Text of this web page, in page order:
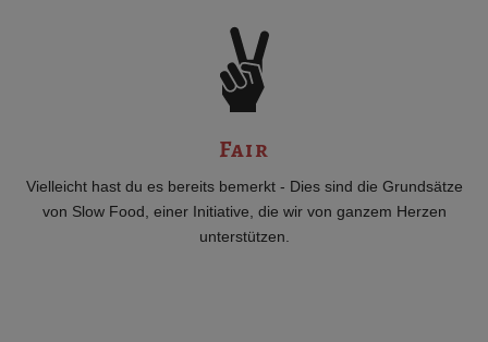
Fair
Vielleicht hast du es bereits bemerkt - Dies sind die Grundsätze
von Slow Food, einer Initiative, die wir von ganzem Herzen
unterstützen.